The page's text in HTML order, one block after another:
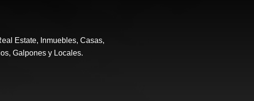
Estate, Inmuebles, Casas,
Galpones y Locales.